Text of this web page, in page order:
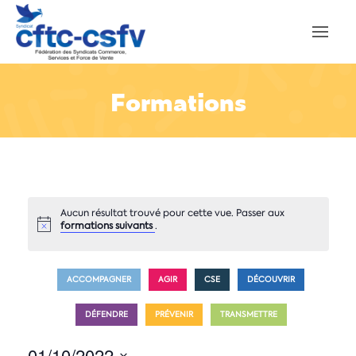
Formations
Aucun résultat trouvé pour cette vue. Passer aux
formations suivants.
ACCOMPAGNER AGIR CSE DÉCOUVRIR
DÉFENDRE PRÉVENIR TRANSMETTRE